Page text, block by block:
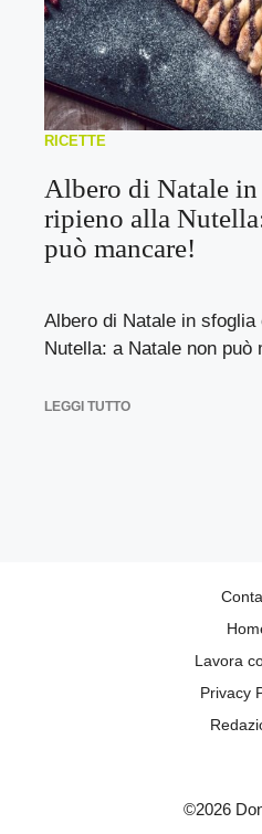
RICETTE
Albero di Natale
ripieno alla
può mancare!
Albero di Natale in sfoglia
Nutella: a Natale non può
LEGGI TUTTO
Lavora
Privacy
©2026